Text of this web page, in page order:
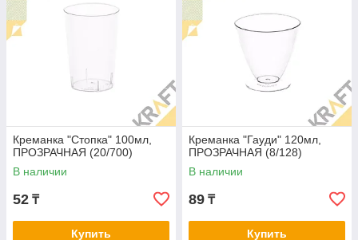
Креманка "Стопка" 100мл,
ПРОЗРАЧНАЯ (20/700)
В наличии
52 ₸
Купить
Креманка "Гауди" 120мл,
ПРОЗРАЧНАЯ (8/128)
В наличии
89 ₸
Купить